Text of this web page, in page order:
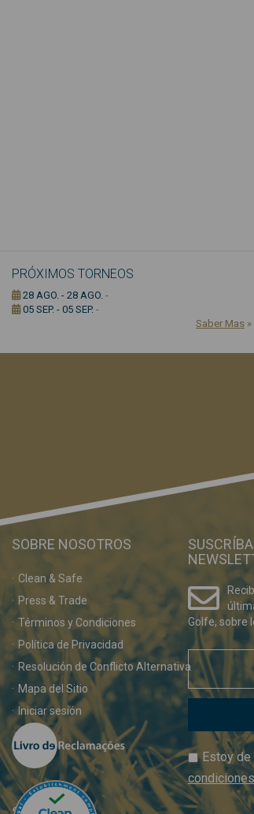
PRÓXIMOS TORNEOS
28 AGO. - 28 AGO. -
05 SEP. - 05 SEP. -
Saber Mas »
SOBRE NOSOTROS
Clean & Safe
Press & Trade
Términos y Condiciones
Política de Privacidad
Resolución de Conflicto Alternativa
Mapa del Sitio
Iniciar sesión
Golfe, sobre
Estoy de
condiciones